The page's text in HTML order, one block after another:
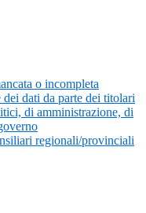
o incompleta
dati da parte dei titolari
di amministrazione, di
regionali/provinciali